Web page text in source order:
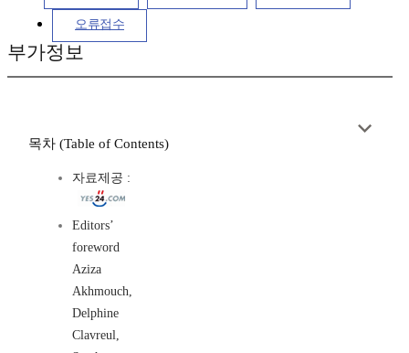
오류접수
부가정보
목차 (Table of Contents)
자료제공 :
Editors’
foreword
Aziza
Akhmouch,
Delphine
Clavreul,